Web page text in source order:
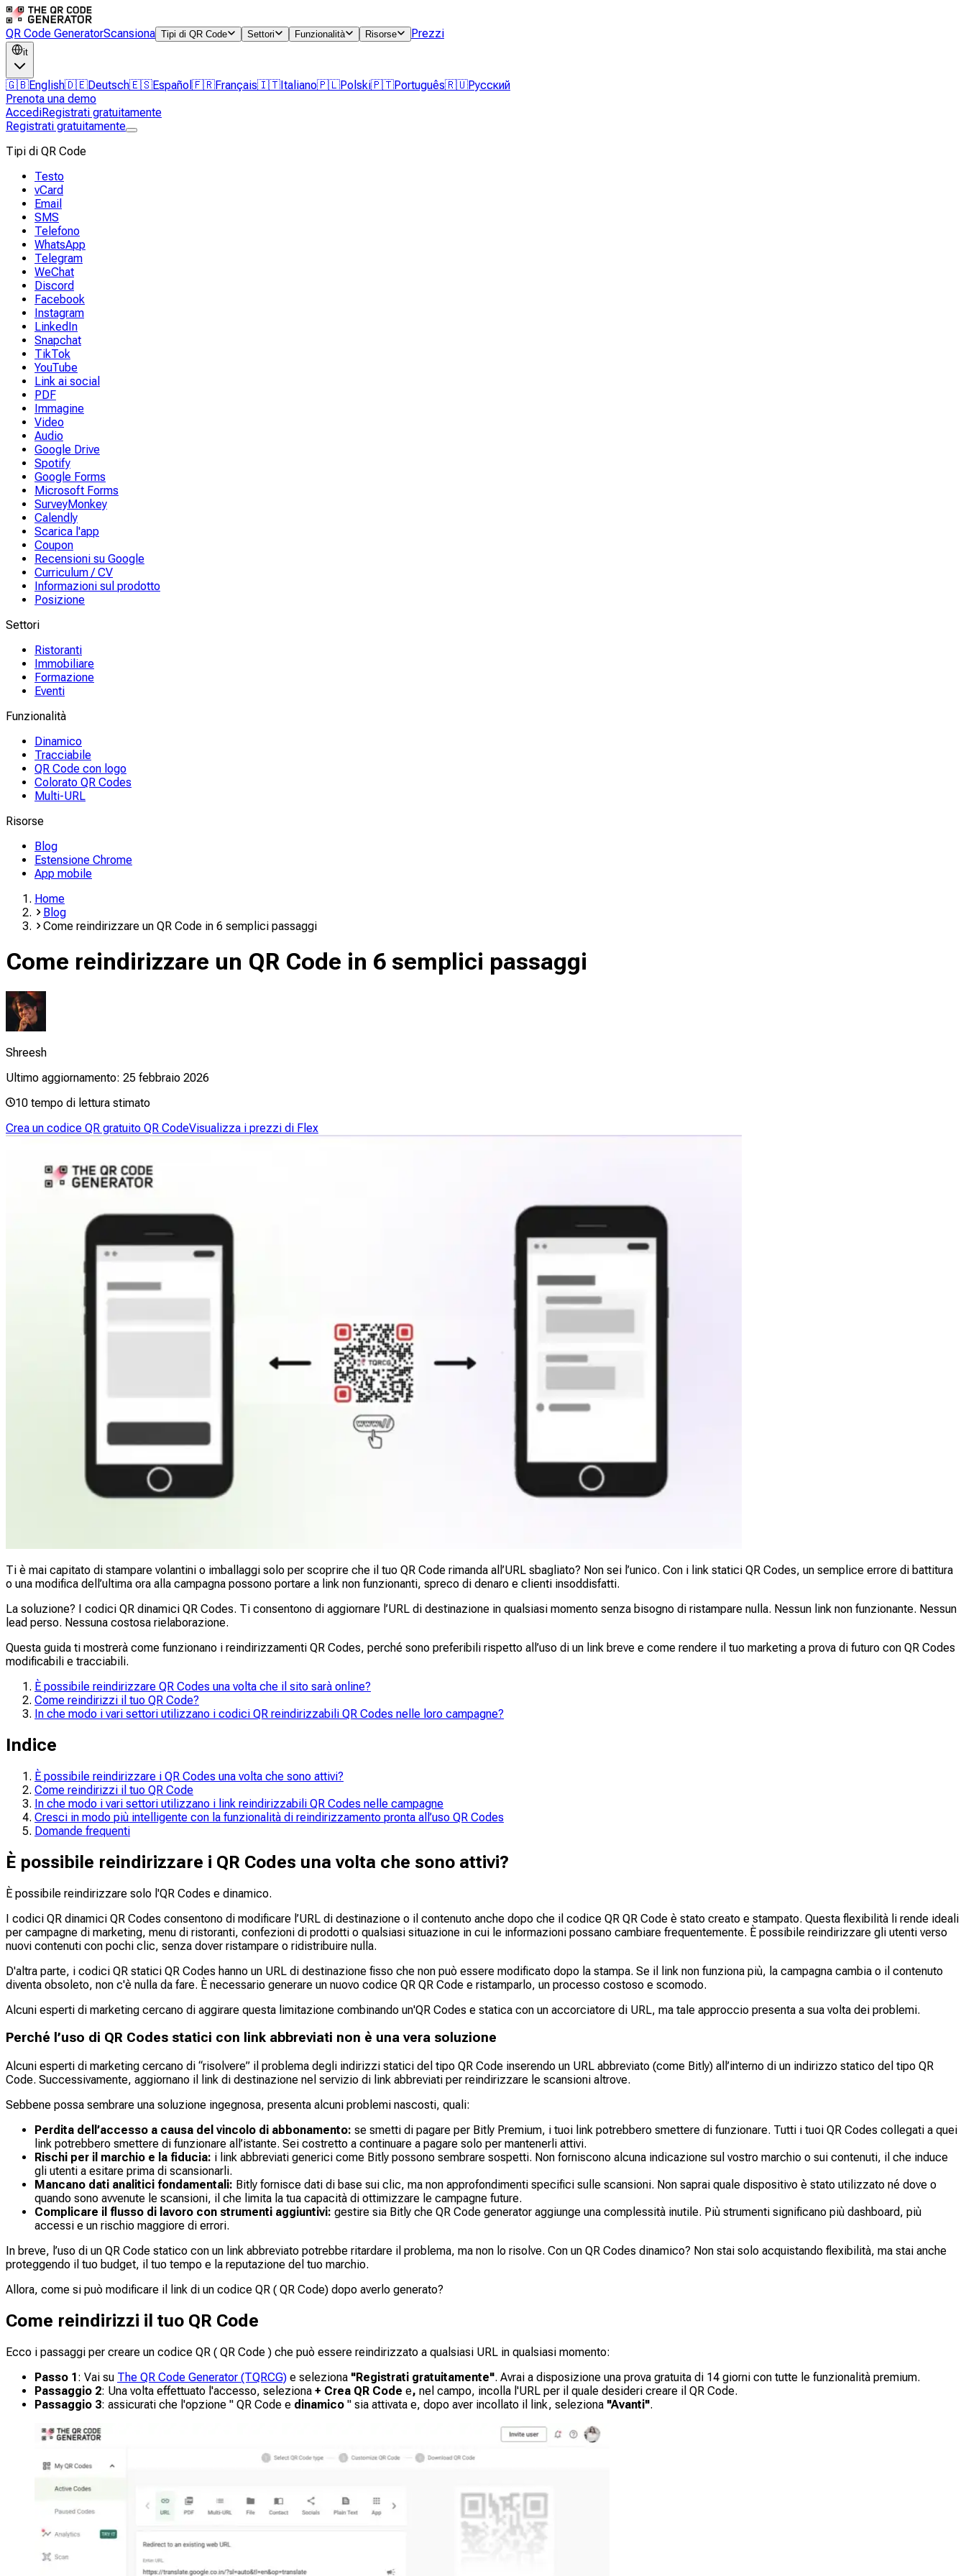
QR Code GeneratorScansiona Tipi di QR Code Settori Funzionalità Risorse Prezzi
it
🇬🇧English🇩🇪Deutsch🇪🇸Español 🇫🇷Français🇮🇹Italiano🇵🇱Polski🇵🇹Português🇷🇺Русский
Prenota una demo
AccediRegistrati gratuitamente
Registrati gratuitamente
Tipi di QR Code
Testo
vCard
Email
SMS
Telefono
WhatsApp
Telegram
WeChat
Discord
Facebook
Instagram
LinkedIn
Snapchat
TikTok
YouTube
Link ai social
PDF
Immagine
Video
Audio
Google Drive
Spotify
Google Forms
Microsoft Forms
SurveyMonkey
Calendly
Scarica l'app
Coupon
Recensioni su Google
Curriculum / CV
Informazioni sul prodotto
Posizione
Settori
Ristoranti
Immobiliare
Formazione
Eventi
Funzionalità
Dinamico
Tracciabile
QR Code con logo
Colorato QR Codes
Multi-URL
Risorse
Blog
Estensione Chrome
App mobile
Home
Blog
Come reindirizzare un QR Code in 6 semplici passaggi
Come reindirizzare un QR Code in 6 semplici passaggi
Shreesh
Ultimo aggiornamento: 25 febbraio 2026
10 tempo di lettura stimato
Crea un codice QR gratuito QR CodeVisualizza i prezzi di Flex
Ti è mai capitato di stampare volantini o imballaggi solo per scoprire che il tuo QR Code rimanda all’URL sbagliato? Non sei l’unico. Con i link statici QR Codes, un semplice errore di battitura
o una modifica dell’ultima ora alla campagna possono portare a link non funzionanti, spreco di denaro e clienti insoddisfatti.
La soluzione? I codici QR dinamici QR Codes. Ti consentono di aggiornare l’URL di destinazione in qualsiasi momento senza bisogno di ristampare nulla. Nessun link non funzionante. Nessun
lead perso. Nessuna costosa rielaborazione.
Questa guida ti mostrerà come funzionano i reindirizzamenti QR Codes, perché sono preferibili rispetto all’uso di un link breve e come rendere il tuo marketing a prova di futuro con QR Codes
modificabili e tracciabili.
È possibile reindirizzare QR Codes una volta che il sito sarà online?
Come reindirizzi il tuo QR Code?
In che modo i vari settori utilizzano i codici QR reindirizzabili QR Codes nelle loro campagne?
Indice
È possibile reindirizzare i QR Codes una volta che sono attivi?
Come reindirizzi il tuo QR Code
In che modo i vari settori utilizzano i link reindirizzabili QR Codes nelle campagne
Cresci in modo più intelligente con la funzionalità di reindirizzamento pronta all’uso QR Codes
Domande frequenti
È possibile reindirizzare i QR Codes una volta che sono attivi?
È possibile reindirizzare solo l'QR Codes e dinamico.
I codici QR dinamici QR Codes consentono di modificare l’URL di destinazione o il contenuto anche dopo che il codice QR QR Code è stato creato e stampato. Questa flexibilità li rende ideali
per campagne di marketing, menu di ristoranti, confezioni di prodotti o qualsiasi situazione in cui le informazioni possano cambiare frequentemente. È possibile reindirizzare gli utenti verso
nuovi contenuti con pochi clic, senza dover ristampare o ridistribuire nulla.
D'altra parte, i codici QR statici QR Codes hanno un URL di destinazione fisso che non può essere modificato dopo la stampa. Se il link non funziona più, la campagna cambia o il contenuto
diventa obsoleto, non c'è nulla da fare. È necessario generare un nuovo codice QR QR Code e ristamparlo, un processo costoso e scomodo.
Alcuni esperti di marketing cercano di aggirare questa limitazione combinando un'QR Codes e statica con un accorciatore di URL, ma tale approccio presenta a sua volta dei problemi.
Perché l’uso di QR Codes statici con link abbreviati non è una vera soluzione
Alcuni esperti di marketing cercano di “risolvere” il problema degli indirizzi statici del tipo QR Code inserendo un URL abbreviato (come Bitly) all’interno di un indirizzo statico del tipo QR
Code. Successivamente, aggiornano il link di destinazione nel servizio di link abbreviati per reindirizzare le scansioni altrove.
Sebbene possa sembrare una soluzione ingegnosa, presenta alcuni problemi nascosti, quali:
Perdita dell’accesso a causa del vincolo di abbonamento: se smetti di pagare per Bitly Premium, i tuoi link potrebbero smettere di funzionare. Tutti i tuoi QR Codes collegati a quei
link potrebbero smettere di funzionare all’istante. Sei costretto a continuare a pagare solo per mantenerli attivi.
Rischi per il marchio e la fiducia: i link abbreviati generici come Bitly possono sembrare sospetti. Non forniscono alcuna indicazione sul vostro marchio o sui contenuti, il che induce
gli utenti a esitare prima di scansionarli.
Mancano dati analitici fondamentali: Bitly fornisce dati di base sui clic, ma non approfondimenti specifici sulle scansioni. Non saprai quale dispositivo è stato utilizzato né dove o
quando sono avvenute le scansioni, il che limita la tua capacità di ottimizzare le campagne future.
Complicare il flusso di lavoro con strumenti aggiuntivi: gestire sia Bitly che QR Code generator aggiunge una complessità inutile. Più strumenti significano più dashboard, più
accessi e un rischio maggiore di errori.
In breve, l’uso di un QR Code statico con un link abbreviato potrebbe ritardare il problema, ma non lo risolve. Con un QR Codes dinamico? Non stai solo acquistando flexibilità, ma stai anche
proteggendo il tuo budget, il tuo tempo e la reputazione del tuo marchio.
Allora, come si può modificare il link di un codice QR ( QR Code) dopo averlo generato?
Come reindirizzi il tuo QR Code
Ecco i passaggi per creare un codice QR ( QR Code ) che può essere reindirizzato a qualsiasi URL in qualsiasi momento:
Passo 1: Vai su The QR Code Generator (TQRCG) e seleziona "Registrati gratuitamente". Avrai a disposizione una prova gratuita di 14 giorni con tutte le funzionalità premium.
Passaggio 2: Una volta effettuato l'accesso, seleziona + Crea QR Code e, nel campo, incolla l'URL per il quale desideri creare il QR Code.
Passaggio 3: assicurati che l'opzione " QR Code e dinamico " sia attivata e, dopo aver incollato il link, seleziona "Avanti".